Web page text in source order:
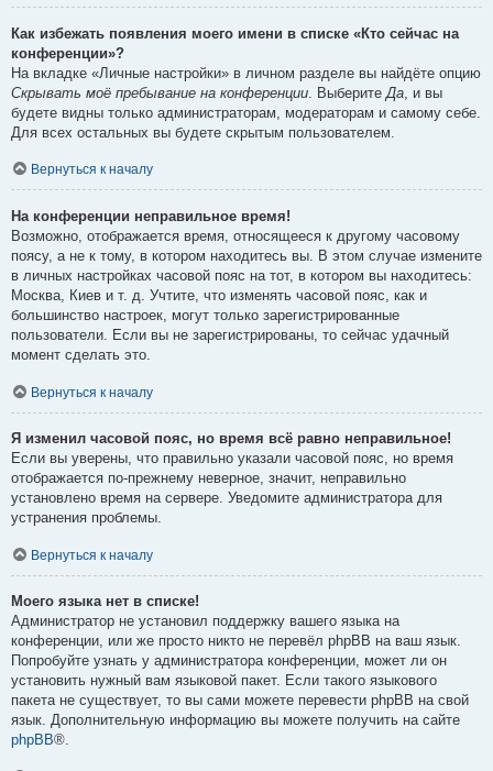
Как избежать появления моего имени в списке «Кто сейчас на
конференции»?
На вкладке «Личные настройки» в личном разделе вы найдёте опцию
Скрывать моё пребывание на конференции . Выберите Да , и вы
будете видны только администраторам, модераторам и самому себе.
Для всех остальных вы будете скрытым пользователем.
Вернуться к началу
На конференции неправильное время!
Возможно, отображается время, относящееся к другому часовому
поясу, а не к тому, в котором находитесь вы. В этом случае измените
в личных настройках часовой пояс на тот, в котором вы находитесь:
Москва, Киев и т. д. Учтите, что изменять часовой пояс, как и
большинство настроек, могут только зарегистрированные
пользователи. Если вы не зарегистрированы, то сейчас удачный
момент сделать это.
Вернуться к началу
Я изменил часовой пояс, но время всё равно неправильное!
Если вы уверены, что правильно указали часовой пояс, но время
отображается по-прежнему неверное, значит, неправильно
установлено время на сервере. Уведомите администратора для
устранения проблемы.
Вернуться к началу
Моего языка нет в списке!
Администратор не установил поддержку вашего языка на
конференции, или же просто никто не перевёл phpBB на ваш язык.
Попробуйте узнать у администратора конференции, может ли он
установить нужный вам языковой пакет. Если такого языкового
пакета не существует, то вы сами можете перевести phpBB на свой
язык. Дополнительную информацию вы можете получить на сайте
phpBB®.